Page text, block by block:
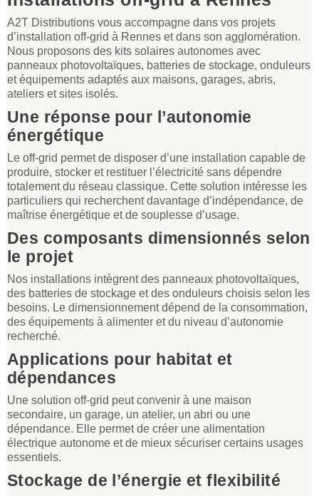
A2T Distributions vous accompagne dans vos projets
d’installation off-grid à Rennes et dans son agglomération.
Nous proposons des kits solaires autonomes avec
panneaux photovoltaïques, batteries de stockage, onduleurs
et équipements adaptés aux maisons, garages, abris,
ateliers et sites isolés.
Une réponse pour l’autonomie
énergétique
Le off-grid permet de disposer d’une installation capable de
produire, stocker et restituer l’électricité sans dépendre
totalement du réseau classique. Cette solution intéresse les
particuliers qui recherchent davantage d’indépendance, de
maîtrise énergétique et de souplesse d’usage.
Des composants dimensionnés selon
le projet
Nos installations intègrent des panneaux photovoltaïques,
des batteries de stockage et des onduleurs choisis selon les
besoins. Le dimensionnement dépend de la consommation,
des équipements à alimenter et du niveau d’autonomie
recherché.
Applications pour habitat et
dépendances
Une solution off-grid peut convenir à une maison
secondaire, un garage, un atelier, un abri ou une
dépendance. Elle permet de créer une alimentation
électrique autonome et de mieux sécuriser certains usages
essentiels.
Stockage de l’énergie et flexibilité